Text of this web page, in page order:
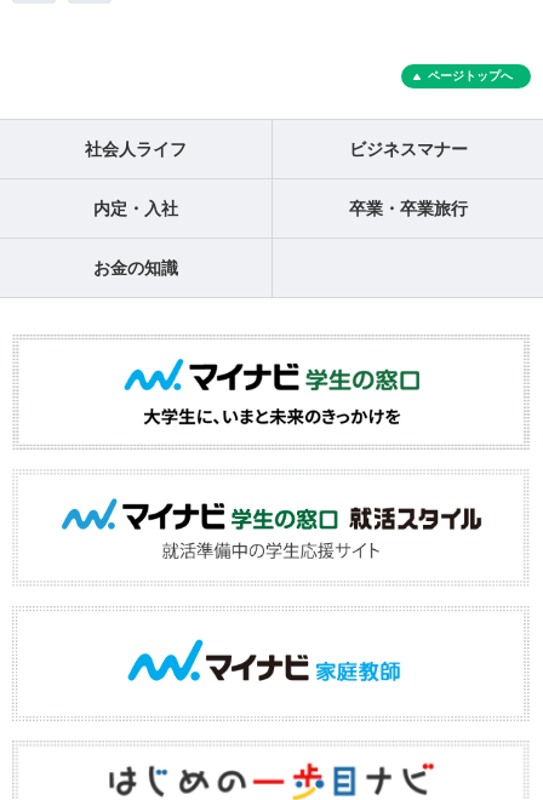
ページトップへ
社会人ライフ ビジネスマナー
内定・入社 卒業・卒業旅行
お金の知識